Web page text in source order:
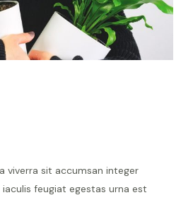
viverra sit accumsan integer
feugiat egestas urna est